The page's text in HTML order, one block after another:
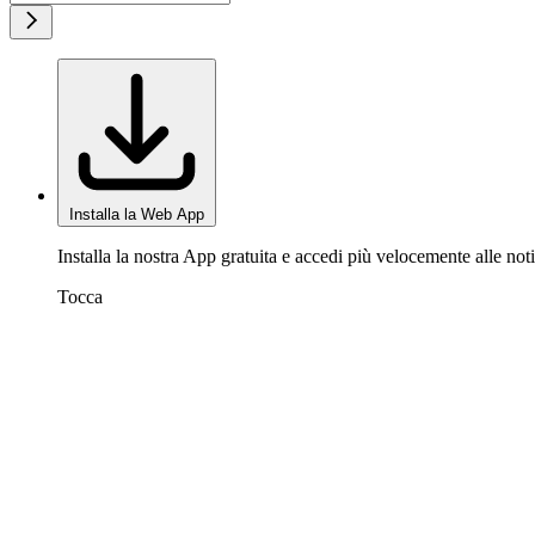
Installa la Web App
Installa la nostra App gratuita e accedi più velocemente alle
Tocca